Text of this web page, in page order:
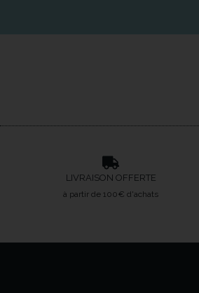
LIVRAISON OFFERTE
à partir de 100€ d'achats